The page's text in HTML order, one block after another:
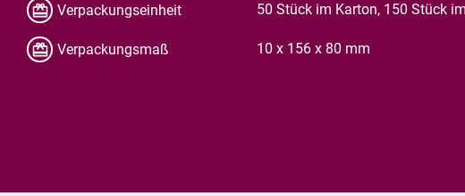
Verpackungseinheit 50 Stück im Karton, 150 Stück
Verpackungsmaß 10 x 156 x 80 mm